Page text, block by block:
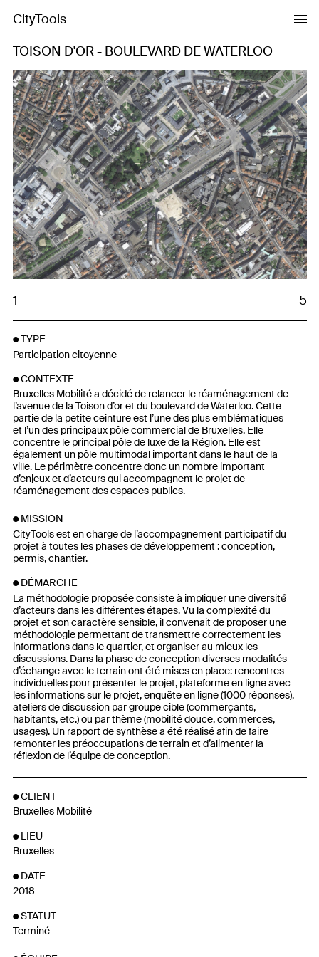
CityTools
TOISON D'OR - BOULEVARD DE WATERLOO
Previous Next
1 5
TYPE
Participation citoyenne
CONTEXTE
Bruxelles Mobilité a décidé de relancer le réaménagement de
l’avenue de la Toison d’or et du boulevard de Waterloo. Cette
partie de la petite ceinture est l’une des plus emblématiques
et l’un des principaux pôle commercial de Bruxelles. Elle
concentre le principal pôle de luxe de la Région. Elle est
également un pôle multimodal important dans le haut de la
ville. Le périmètre concentre donc un nombre important
d’enjeux et d’acteurs qui accompagnent le projet de
réaménagement des espaces publics.
MISSION
CityTools est en charge de l’accompagnement participatif du
projet à toutes les phases de développement : conception,
permis, chantier.
DÉMARCHE
La méthodologie proposée consiste à impliquer une diversité́
d’acteurs dans les différentes étapes. Vu la complexité du
projet et son caractère sensible, il convenait de proposer une
méthodologie permettant de transmettre correctement les
informations dans le quartier, et organiser au mieux les
discussions. Dans la phase de conception diverses modalités
d’échange avec le terrain ont été mises en place: rencontres
individuelles pour présenter le projet, plateforme en ligne avec
les informations sur le projet, enquête en ligne (1000 réponses),
ateliers de discussion par groupe cible (commerçants,
habitants, etc.) ou par thème (mobilité douce, commerces,
usages). Un rapport de synthèse a été réalisé afin de faire
remonter les préoccupations de terrain et d’alimenter la
réflexion de l’équipe de conception.
CLIENT
Bruxelles Mobilité
LIEU
Bruxelles
DATE
2018
STATUT
Terminé